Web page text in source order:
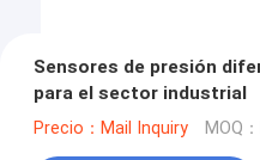
Sensores de presión
para el sector industrial
Precio：Mail Inquiry MOQ